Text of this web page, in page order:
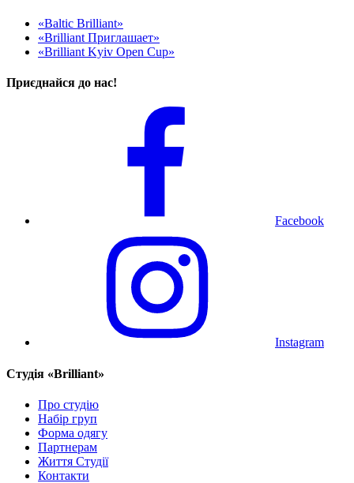
«Baltic Brilliant»
«Brilliant Приглашает»
«Brilliant Kyiv Open Cup»
Приєднайся до нас!
Facebook
Instagram
Cтудія «Brilliant»
Про студію
Набір груп
Форма одягу
Партнерам
Життя Студії
Контакти